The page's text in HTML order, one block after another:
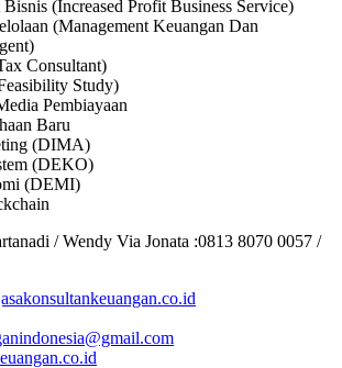
(Increased Profit Business Service)
(Management Keuangan Dan
Consultant)
Study)
Pembiayaan
Baru
(DIMA)
(DEKO)
(DEMI)
/ Wendy Via Jonata :0813 8070 0057 /